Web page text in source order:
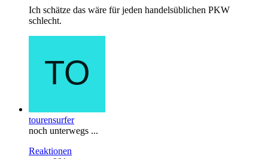
Ich schätze das wäre für jeden handelsüblichen PKW
schlecht.
tourensurfer
noch unterwegs ...
Reaktionen